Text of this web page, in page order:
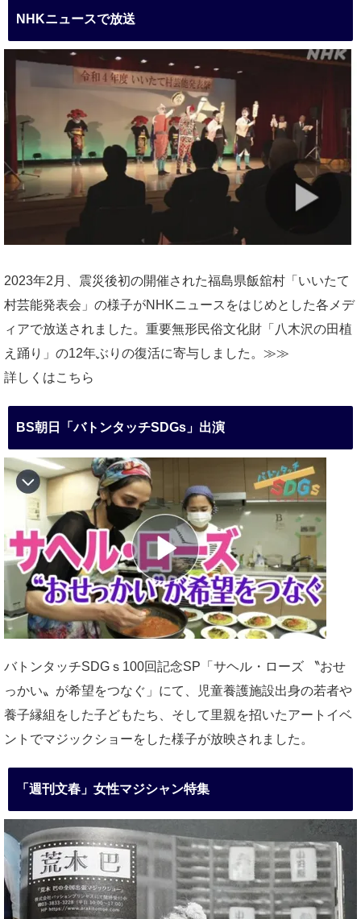
NHKニュースで放送
2023年2月、震災後初の開催された福島県飯舘村「いいたて
村芸能発表会」の様子がNHKニュースをはじめとした各メデ
ィアで放送されました。重要無形民俗文化財「八木沢の田植
え踊り」の12年ぶりの復活に寄与しました。≫≫
詳しくはこちら
BS朝日「バトンタッチSDGs」出演
バトンタッチSDGｓ100回記念SP「サヘル・ローズ 〝おせ
っかい〟が希望をつなぐ」にて、児童養護施設出身の若者や
養子縁組をした子どもたち、そして里親を招いたアートイベ
ントでマジックショーをした様子が放映されました。
「週刊文春」女性マジシャン特集